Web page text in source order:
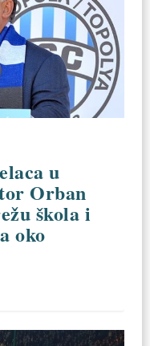
u
Orban
škola i
oko